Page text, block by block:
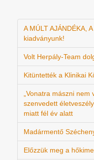
A MÚLT AJÁNDÉKA,
kiadványunk!
Volt Herpály-Team
Kitüntették a Klinikai
„Vonatra mászni
szenvedett
miatt fél év alatt
Madármentő
Előzzük meg a